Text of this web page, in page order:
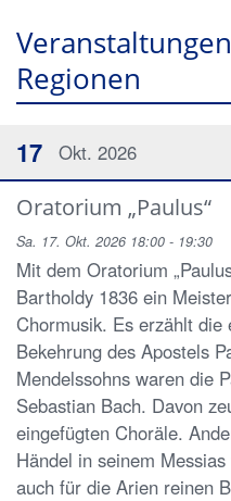
Regionen
17 Okt. 2026
Oratorium „Paulus“
Sa. 17. Okt. 2026 18:00 - 19:30
Mit dem Oratorium
Bartholdy 1836 ein
Chormusik. Es erzählt die
Bekehrung des Apostels
Mendelssohns waren die
Sebastian Bach. Davon
eingefügten Choräle.
Händel in seinem
auch für die Arien reinen